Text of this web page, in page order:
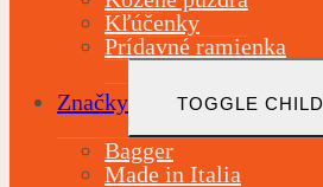
Kľúčenky
Prídavné ramienka
Značky TOGGLE
Bagger
Made in Italia